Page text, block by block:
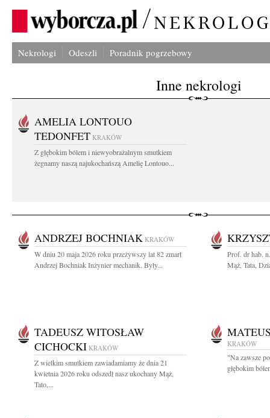
Nekrologi Odeszli Poradnik pogrzebowy
Inne nekrologi
AMELIA LONTOUO
TEDONFET KRAKÓW
Z głębokim bólem i niewyobrażalnym smutkiem
żegnamy naszą najukochańszą Amelię Lontouo...
ANDRZEJ BOCHNIAK KRAKÓW
W dniu 20 maja 2026 roku przeżywszy lat 82 zmarł
Andrzej Bochniak Inżynier mechanik. Były...
Prof. dr hab.
Mąż, Tata,
TADEUSZ WITOSŁAW
CICHOCKI KRAKÓW
Z wielkim smutkiem zawiadamiamy że dnia 21
kwietnia 2026 roku odszedł nasz ukochany Mąż,
Tato,...
KRAKÓW
"Na zawsze
głębokim